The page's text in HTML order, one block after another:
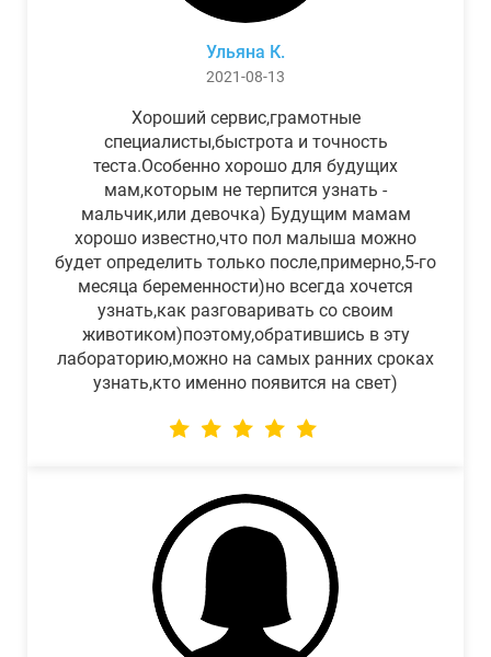
Ульяна К.
2021-08-13
Хороший сервис,грамотные
специалисты,быстрота и точность
теста.Особенно хорошо для будущих
мам,которым не терпится узнать -
мальчик,или девочка) Будущим мамам
хорошо известно,что пол малыша можно
будет определить только после,примерно,5-го
месяца беременности)но всегда хочется
узнать,как разговаривать со своим
животиком)поэтому,обратившись в эту
лабораторию,можно на самых ранних сроках
узнать,кто именно появится на свет)